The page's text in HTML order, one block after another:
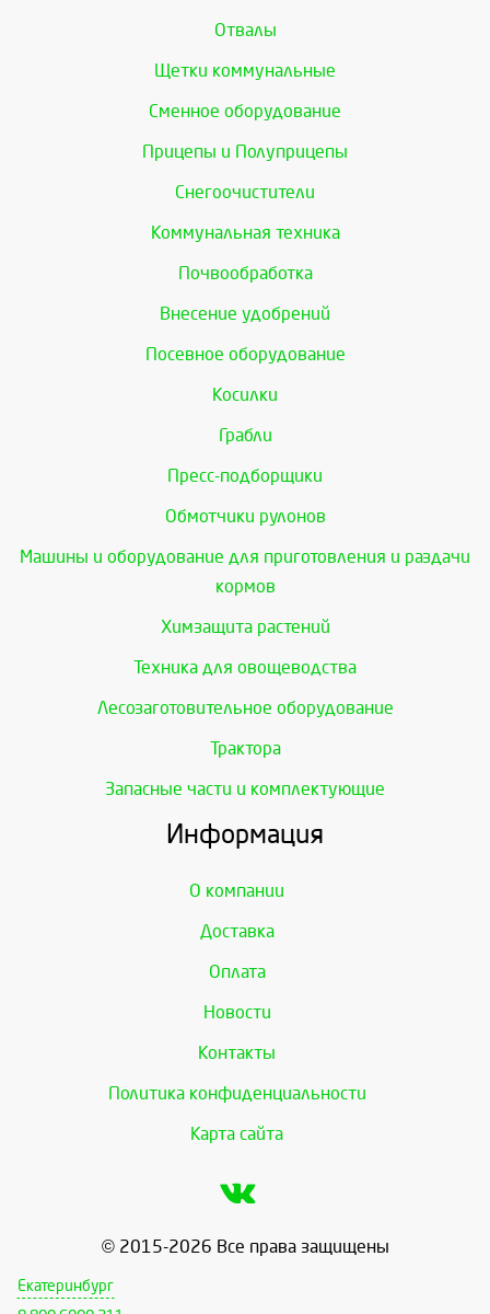
Отвалы
Щетки коммунальные
Сменное оборудование
Прицепы и Полуприцепы
Снегоочистители
Коммунальная техника
Почвообработка
Внесение удобрений
Посевное оборудование
Косилки
Грабли
Пресс-подборщики
Обмотчики рулонов
Машины и оборудование для приготовления и раздачи
кормов
Химзащита растений
Техника для овощеводства
Лесозаготовительное оборудование
Трактора
Запасные части и комплектующие
Информация
О компании
Доставка
Оплата
Новости
Контакты
Политика конфиденциальности
Карта сайта
© 2015-2026 Все права защищены
Екатеринбург